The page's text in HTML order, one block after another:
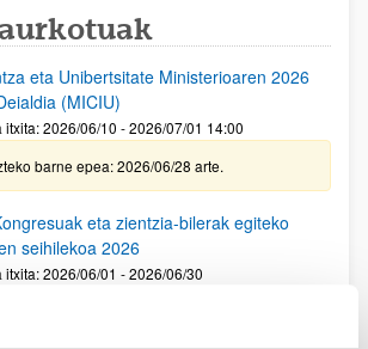
eta Unibertsitate Ministerioaren 2026
(MICIU)
2026/06/10 - 2026/07/01 14:00
barne epea: 2026/06/28 arte.
eta zientzia-bilerak egiteko
seihilekoa 2026
2026/06/01 - 2026/06/30